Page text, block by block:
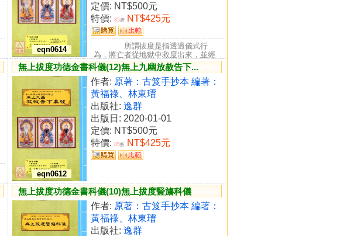
eqn0614
定價: NT$500元
特價: 85折 NT$425元
所謂拔度是指透過儀式行
為，將亡者從地獄中救度出來，並經
由一定程序，讓亡者昇入彼界的儀
禮...
無上拔度功德金書科儀(12)無上九幽放赦告下...
eqn0612
作者: 原著：古笈手抄本 編著：
黃福祿、林東瑨
出版社: 逸群
出版日: 2020-01-01
定價: NT$500元
特價: 85折 NT$425元
無上拔度功德金書科儀(10)無上拔度豎旛科儀
作者: 原著：古笈手抄本 編著：
黃福祿、林東瑨
出版社: 逸群